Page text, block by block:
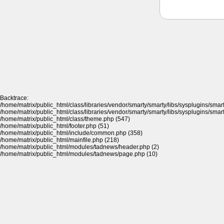
Backtrace:
/home/matrix/public_html/class/libraries/vendor/smarty/smarty/libs/sysplugins/
/home/matrix/public_html/class/libraries/vendor/smarty/smarty/libs/sysplugins/
/home/matrix/public_html/class/theme.php (547)
/home/matrix/public_html/footer.php (51)
/home/matrix/public_html/include/common.php (358)
/home/matrix/public_html/mainfile.php (218)
/home/matrix/public_html/modules/tadnews/header.php (2)
/home/matrix/public_html/modules/tadnews/page.php (10)